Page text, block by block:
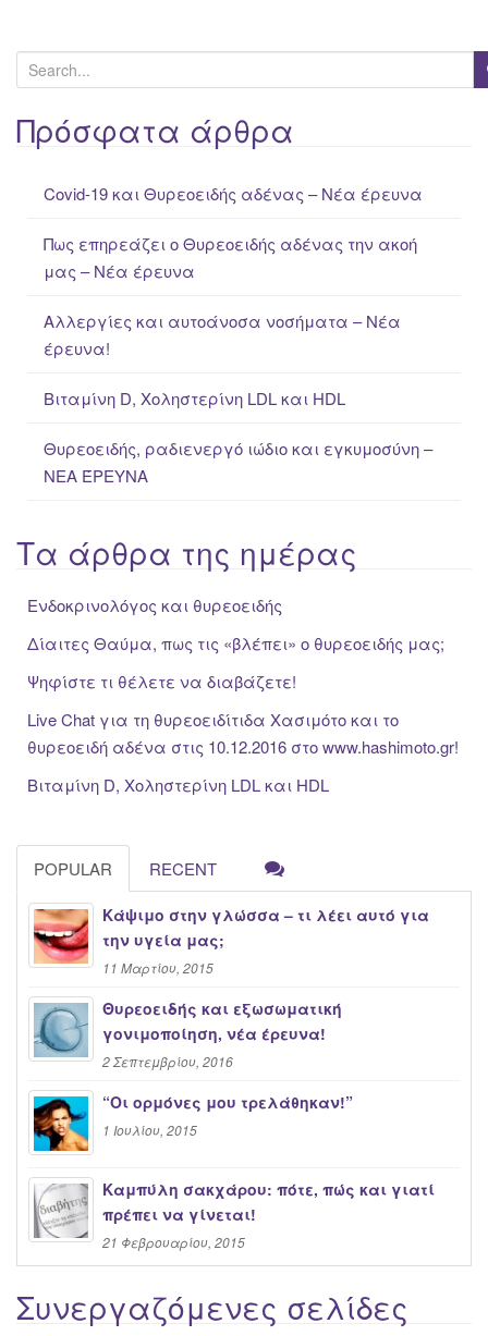
e
a
rΠρόσφατα άρθρα
Covid-19 και Θυρεοειδής αδένας – Νέα έρευνα
Πως επηρεάζει ο Θυρεοειδής αδένας την ακοή
μας – Νέα έρευνα
Αλλεργίες και αυτοάνοσα νοσήματα – Νέα
έρευνα!
Βιταμίνη D, Χοληστερίνη LDL και HDL
Θυρεοειδής, ραδιενεργό ιώδιο και εγκυμοσύνη –
ΝΕΑ ΈΡΕΥΝΑ
Τα άρθρα της ημέρας
Ενδοκρινολόγος και θυρεοειδής
Δίαιτες Θαύμα, πως τις «βλέπει» ο θυρεοειδής μας;
Ψηφίστε τι θέλετε να διαβάζετε!
Live Chat για τη θυρεοειδίτιδα Χασιμότο και το
θυρεοειδή αδένα στις 10.12.2016 στο www.hashimoto.gr!
Βιταμίνη D, Χοληστερίνη LDL και HDL
POPULAR RECENT
Κάψιμο στην γλώσσα – τι λέει αυτό για
την υγεία μας;
11 Μαρτίου, 2015
Θυρεοειδής και εξωσωματική
γονιμοποίηση, νέα έρευνα!
2 Σεπτεμβρίου, 2016
“Oι ορμόνες μου τρελάθηκαν!”
1 Ιουλίου, 2015
Καμπύλη σακχάρου: πότε, πώς και γιατί
πρέπει να γίνεται!
21 Φεβρουαρίου, 2015
Συνεργαζόμενες σελίδες